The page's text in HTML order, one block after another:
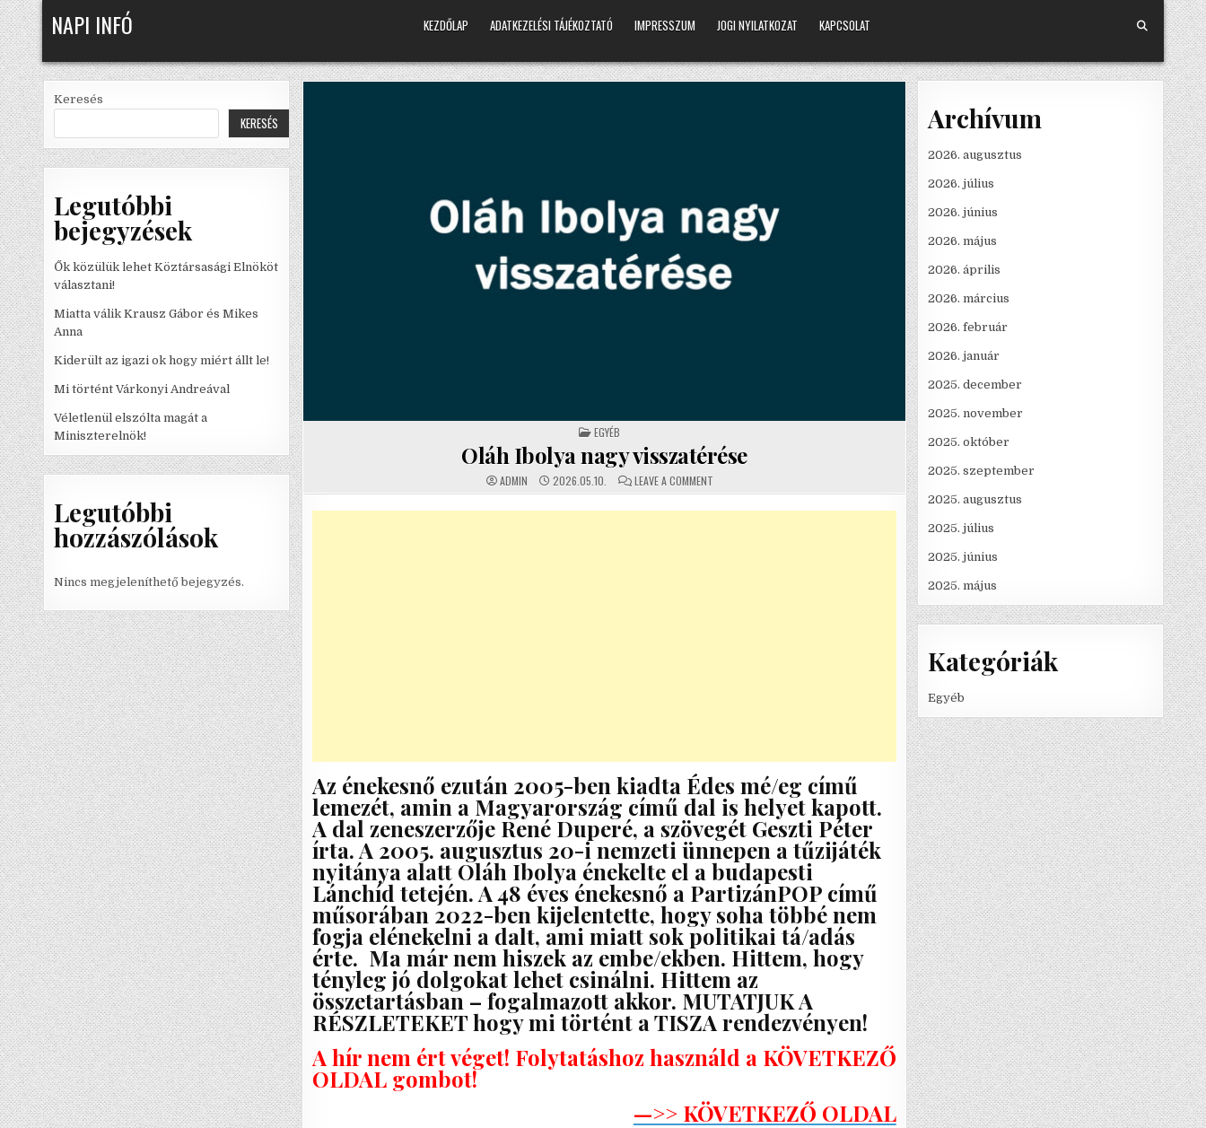
Skip
to
content
NAPI INFÓ KEZDŐLAP ADATKEZELÉSI TÁJÉKOZTATÓ IMPRESSZUM JOGI NYILATKOZAT KAPCSOLAT
Keresés
KERESÉS
Legutóbbi
bejegyzések
Ők közülük lehet Köztársasági Elnököt
választani!
Miatta válik Krausz Gábor és Mikes
Anna
Kiderült az igazi ok hogy miért állt le!
Mi történt Várkonyi Andreával
Véletlenül elszólta magát a
Miniszterelnök!
Legutóbbi
hozzászólások
Nincs megjeleníthető bejegyzés.
POSTED
IN
EGYÉB
Oláh Ibolya nagy visszatérése
ADMIN 2026.05.10. LEAVE A COMMENTON
OLÁH
NAGY
Az énekesnő ezután 2005-ben kiadta Édes mé/eg című
lemezét, amin a Magyarország című dal is helyet kapott.
A dal zeneszerzője René Duperé, a szövegét Geszti Péter
írta. A 2005. augusztus 20-i nemzeti ünnepen a tűzijáték
nyitánya alatt Oláh Ibolya énekelte el a budapesti
Lánchíd tetején. A 48 éves énekesnő a PartizánPOP című
műsorában 2022-ben kijelentette, hogy soha többé nem
fogja elénekelni a dalt, ami miatt sok politikai tá/adás
érte. Ma már nem hiszek az embe/ekben. Hittem, hogy
tényleg jó dolgokat lehet csinálni. Hittem az
összetartásban – fogalmazott akkor. MUTATJUK A
RÉSZLETEKET hogy mi történt a TISZA rendezvényen!
A hír nem ért véget! Folytatáshoz használd a KÖVETKEZŐ
OLDAL gombot!
—>> KÖVETKEZŐ OLDAL
Archívum
2026. augusztus
2026. július
2026. június
2026. május
2026. április
2026. március
2026. február
2026. január
2025. december
2025. november
2025. október
2025. szeptember
2025. augusztus
2025. július
2025. június
2025. május
Kategóriák
Egyéb